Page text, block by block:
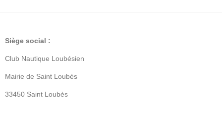
Siège social :
Club Nautique Loubésien
Mairie de Saint Loubès
33450 Saint Loubès